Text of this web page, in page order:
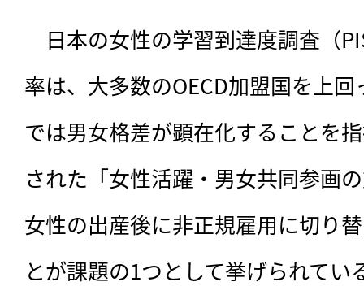
日本の女性の学習到達度調査（
率は、大多数のOECD加盟国を上
では男女格差が顕在化することを
された「女性活躍・男女共同参画
女性の出産後に非正規雇用に切り
とが課題の1つとして挙げられてい